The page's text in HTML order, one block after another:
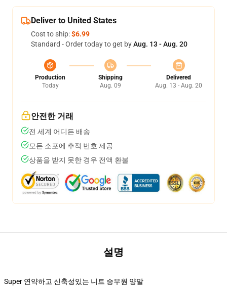
Deliver to United States
Cost to ship:$6.99
Standard - Order today to get byAug. 13 - Aug. 20
Production
Today
Shipping
Aug. 09
Delivered
Aug. 13 - Aug. 20
안전한 거래
전 세계 어디든 배송
모든 소포에 추적 번호 제공
상품을 받지 못한 경우 전액 환불
설명
Super 연약하고 신축성있는 니트 승무원 양말